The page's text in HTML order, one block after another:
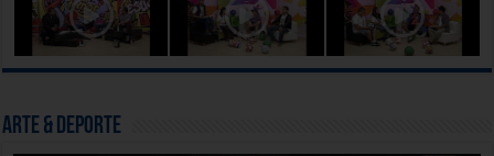
Arte & Deporte